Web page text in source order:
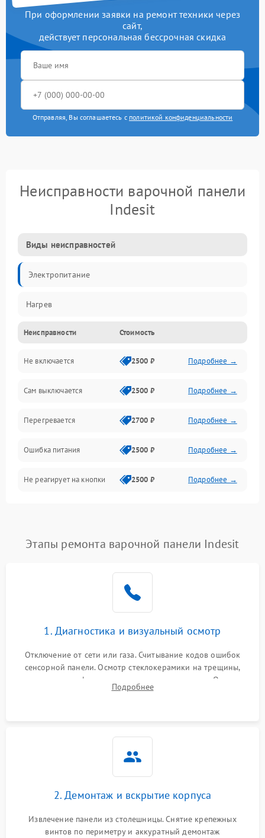
При оформлении заявки на ремонт техники через
сайт,
действует персональная бессрочная скидка
Отправляя, Вы соглашаетесь с политикой конфиденциальности
Неисправности варочной панели
Indesit
Виды неисправностей
Электропитание
Нагрев
Неисправности Стоимость
Не включается 2500 ₽ Подробнее →
Сам выключается 2500 ₽ Подробнее →
Перегревается 2700 ₽ Подробнее →
Ошибка питания 2500 ₽ Подробнее →
Не реагирует на кнопки 2500 ₽ Подробнее →
Этапы ремонта варочной панели Indesit
1. Диагностика и визуальный осмотр
Отключение от сети или газа. Считывание кодов ошибок
сенсорной панели. Осмотр стеклокерамики на трещины,
проверка конфорок на равномерность нагрева. Опрос
клиента о симптомах (не включается, не видит посуду,
Подробнее
2. Демонтаж и вскрытие корпуса
Извлечение панели из столешницы. Снятие крепежных
винтов по периметру и аккуратный демонтаж